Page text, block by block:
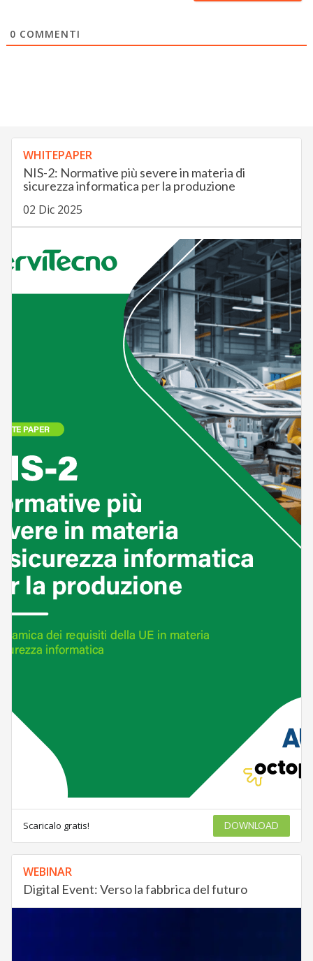
0 COMMENTI
WHITEPAPER
NIS-2: Normative più severe in materia di
sicurezza informatica per la produzione
02 Dic 2025
Scaricalo gratis! DOWNLOAD
WEBINAR
Digital Event: Verso la fabbrica del futuro